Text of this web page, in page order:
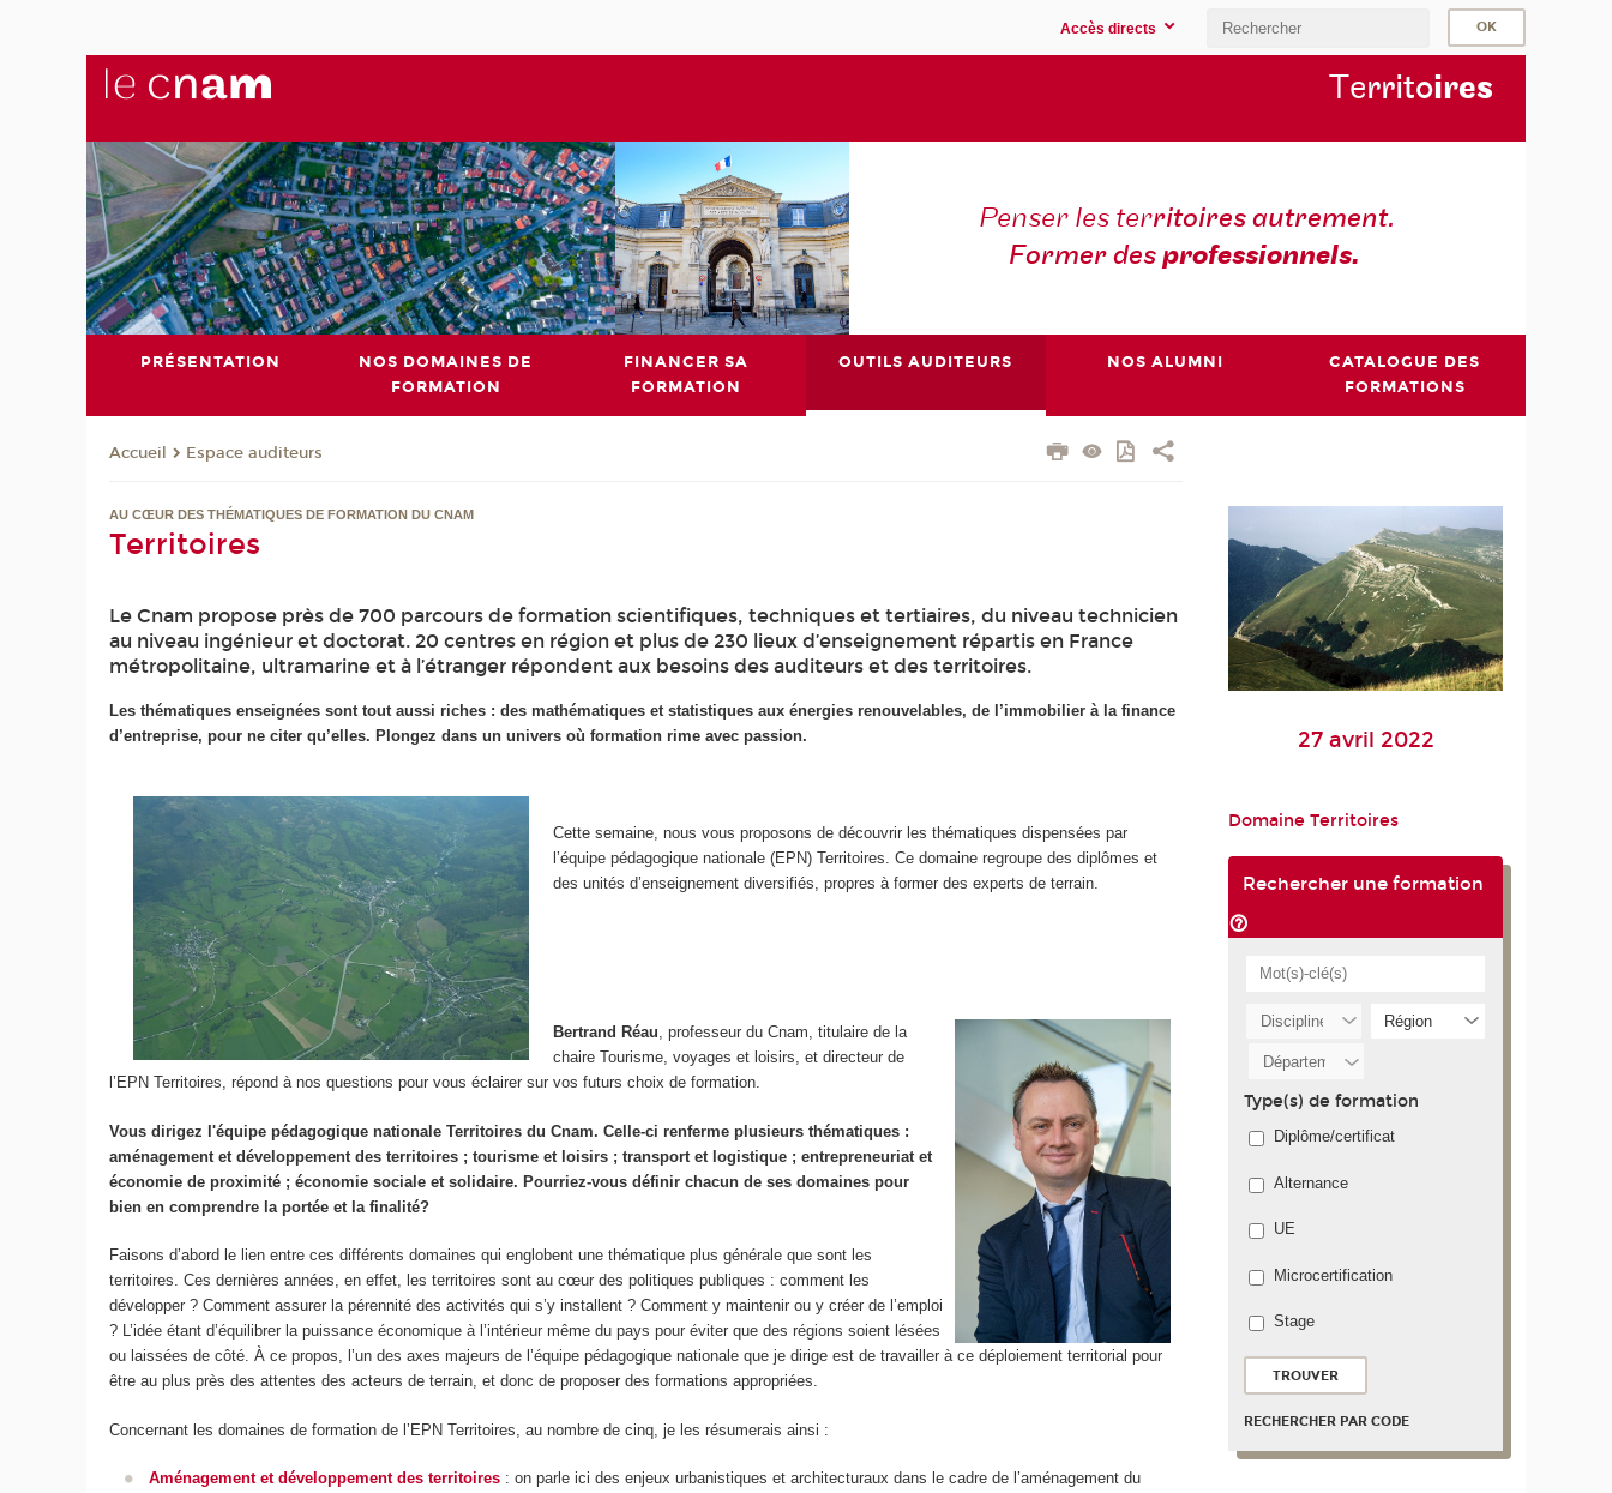
Accès directs
Territoires
Penser les territoires autrement.
Former desprofessionnels.
PRÉSENTATION
NOS DOMAINES DE
FORMATION
FINANCER SA
FORMATION
OUTILS AUDITEURS NOS ALUMNI
CATALOGUE DES
FORMATIONS
Accueil Espace auditeurs
AU CŒUR DES THÉMATIQUES DE FORMATION DU CNAM
Territoires
Le Cnam propose près de 700 parcours de formation scientifiques, techniques et tertiaires, du niveau technicien
au niveau ingénieur et doctorat. 20 centres en région et plus de 230 lieux d’enseignement répartis en France
métropolitaine, ultramarine et à l’étranger répondent aux besoins des auditeurs et des territoires.
Les thématiques enseignées sont tout aussi riches : des mathématiques et statistiques aux énergies renouvelables, de l’immobilier à la finance
d’entreprise, pour ne citer qu’elles. Plongez dans un univers où formation rime avec passion.
Cette semaine, nous vous proposons de découvrir les thématiques dispensées par
l’équipe pédagogique nationale (EPN) Territoires. Ce domaine regroupe des diplômes et
des unités d’enseignement diversifiés, propres à former des experts de terrain.
Bertrand Réau, professeur du Cnam, titulaire de la
chaire Tourisme, voyages et loisirs, et directeur de
l’EPN Territoires, répond à nos questions pour vous éclairer sur vos futurs choix de formation.
Vous dirigez l'équipe pédagogique nationale Territoires du Cnam. Celle-ci renferme plusieurs thématiques :
aménagement et développement des territoires ; tourisme et loisirs ; transport et logistique ; entrepreneuriat et
économie de proximité ; économie sociale et solidaire. Pourriez-vous définir chacun de ses domaines pour
bien en comprendre la portée et la finalité?
Faisons d’abord le lien entre ces différents domaines qui englobent une thématique plus générale que sont les
territoires. Ces dernières années, en effet, les territoires sont au cœur des politiques publiques : comment les
développer ? Comment assurer la pérennité des activités qui s’y installent ? Comment y maintenir ou y créer de l’emploi
? L’idée étant d’équilibrer la puissance économique à l’intérieur même du pays pour éviter que des régions soient lésées
ou laissées de côté. À ce propos, l’un des axes majeurs de l’équipe pédagogique nationale que je dirige est de travailler à ce déploiement territorial pour
être au plus près des attentes des acteurs de terrain, et donc de proposer des formations appropriées.
Concernant les domaines de formation de l’EPN Territoires, au nombre de cinq, je les résumerais ainsi :
Aménagement et développement des territoires: on parle ici des enjeux urbanistiques et architecturaux dans le cadre de l’aménagement du
27 avril 2022
Domaine Territoires
Rechercher une formation
Type(s) de formation
Diplôme/certificat
Alternance
UE
Microcertification
Stage
RECHERCHER PAR CODE